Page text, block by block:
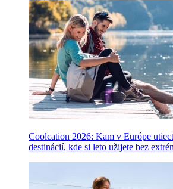
Coolcation 2026: Kam v Európe
destinácií, kde si leto užijete bez